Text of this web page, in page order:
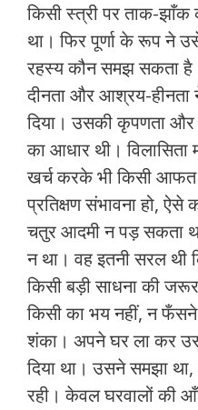
किसी स्त्री पर ताक-
था। फिर पूर्णा के रूप ने
रहस्य कौन समझ सकता
दीनता और आश्रय-हीनता
दिया। उसकी कृपणता और
का आधार थी।
खर्च करके भी किसी
प्रतिक्षण संभावना हो,
चतुर आदमी न पड़ सकता
न था। वह इतनी सरल थी
किसी बड़ी साधना की
किसी का भय नहीं, न
शंका। अपने घर ला कर
दिया था। उसने समझा था,
रही। केवल घरवालों की